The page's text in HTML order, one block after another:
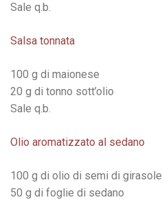
Sale q.b.
Salsa tonnata
100 g di maionese
20 g di tonno sott’olio
Sale q.b.
Olio aromatizzato al sedano
100 g di olio di semi di girasole
50 g di foglie di sedano